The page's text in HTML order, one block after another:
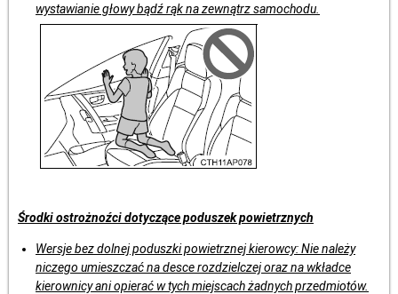
wystawianie głowy bądź rąk na zewnątrz samochodu.
Środki ostrożnoźci dotyczące poduszek powietrznych
Wersje bez dolnej poduszki powietrznej kierowcy: Nie należy
niczego umieszczać na desce rozdzielczej oraz na wkładce
kierownicy ani opierać w tych miejscach żadnych przedmiotów.